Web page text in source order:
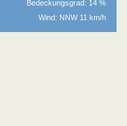
Bedeckungsgrad: 14 %
Wind: NNW 11 km/h